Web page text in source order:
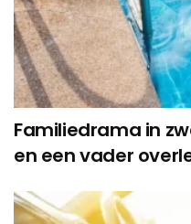
Familiedrama in
en een vader